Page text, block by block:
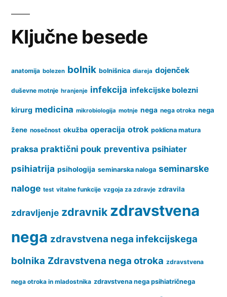
Ključne besede
anatomija bolezen bolnik bolnišnica diareja dojenček
duševne motnje hranjenje infekcija infekcijske bolezni
kirurg medicina mikrobiologija motnje nega nega otroka nega
žene nosečnost okužba operacija otrok poklicna matura
praksa praktični pouk preventiva psihiater
psihiatrija psihologija seminarska naloga seminarske
naloge test vitalne funkcije vzgoja za zdravje zdravila
zdravljenje zdravnik zdravstvena
nega zdravstvena nega infekcijskega
bolnika Zdravstvena nega otroka zdravstvena
nega otroka in mladostnika zdravstvena nega psihiatričnega